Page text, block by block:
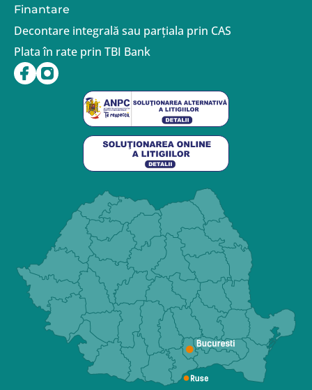
Finantare
Decontare integrală sau parțiala prin CAS
Plata în rate prin TBI Bank